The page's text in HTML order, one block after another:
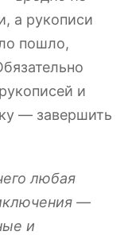
а рукописи
пошло,
и
— завершить
любая
—
и